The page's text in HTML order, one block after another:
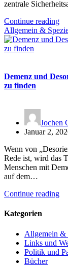
zentrale
Continue reading
Allgemein &
Demenz und
zu finden
Jochen
Januar 2,
Wenn von
Rede ist, wird das
Menschen mit
auf dem…
Continue reading
Kategorien
Allgemein &
Links und
Politik und
Bücher